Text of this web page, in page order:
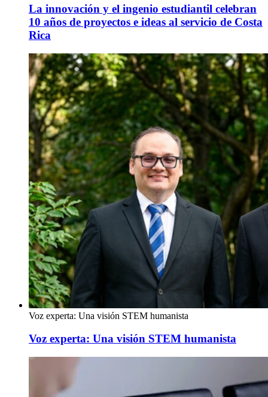
La innovación y el ingenio estudiantil celebran
10 años de proyectos e ideas al servicio de Costa
Rica
Voz experta: Una visión STEM humanista
Voz experta: Una visión STEM humanista